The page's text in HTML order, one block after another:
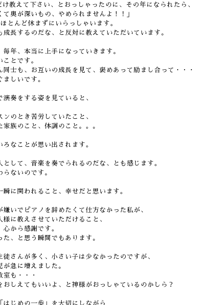
教えて下さい、とおっしゃったのに、その年になられたら、
て奥が深いもの、やめられませんよ！！」
とんど休まずにいらっしゃいます。
成長するのだな、と反対に教えていただいています。
毎年、本当に上手になっていきます。
ことです。
同士も、お互いの成長を見て、褒めあって励まし合って・・・
しいです。
演奏をする姿を見ていると、
ンのとき苦労していたこと、
家族のこと、体調のこと。。。
ろなことが思い出されます。
として、音楽を奏でられるのだな、とも感じます。
ないのです。
瞬に関われること、幸せだと思います。
嫌いでピアノを辞めたくて仕方なかった私が、
様に教えさせていただけること、
から感謝です。
た、と思う瞬間でもあります。
徒さんが多く、小さい子は少なかったのですが、
急に増えました。
室も・・・
おしえてもいいよ、と神様がおっしゃているのかしら？
はじめの一歩」を大切にしながら